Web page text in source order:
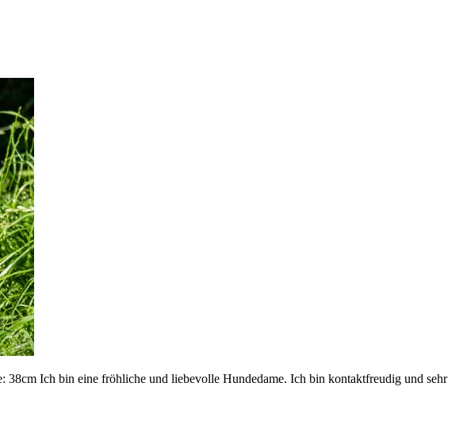
Ich bin eine fröhliche und liebevolle Hundedame. Ich bin kontaktfreudig und sehr